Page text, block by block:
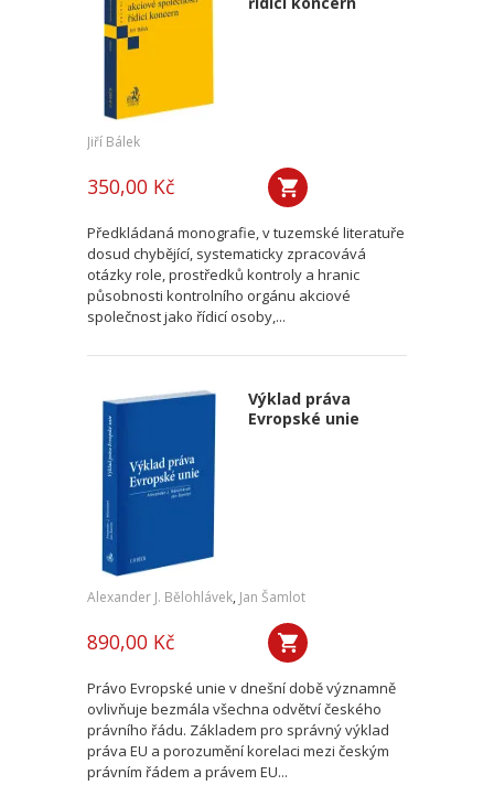
Jiří Bálek
350,00 Kč
Předkládaná monografie, v tuzemské literatuře
dosud chybějící, systematicky zpracovává
otázky role, prostředků kontroly a hranic
působnosti kontrolního orgánu akciové
společnost jako řídicí osoby,...
Výklad práva
Evropské unie
Alexander J. Bělohlávek, Jan Šamlot
890,00 Kč
Právo Evropské unie v dnešní době významně
ovlivňuje bezmála všechna odvětví českého
právního řádu. Základem pro správný výklad
práva EU a porozumění korelaci mezi českým
právním řádem a právem EU...